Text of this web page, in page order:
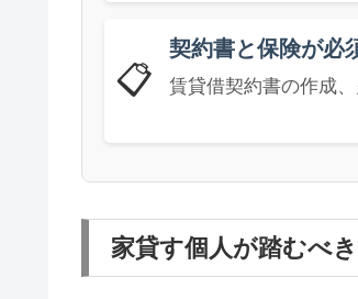
📋
契約書と保険が必
賃貸借契約書の作成
家貸す個人が踏むべ